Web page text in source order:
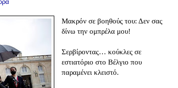
Μακρόν σε βοηθούς του: Δεν σας
δίνω την ομπρέλα μου!
Σερβίροντας… κούκλες σε
εστιατόριο στο Βέλγιο που
παραμένει κλειστό.